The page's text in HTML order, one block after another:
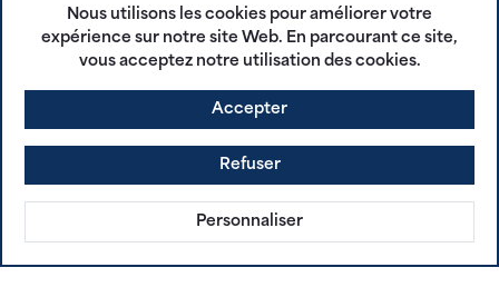
1 place de la Mairie 22310 Plestin les Grèves
02 96 35 62 29
Tous les contacts
Horaires d'ouverture
Nous utilisons les cookies pour améliorer votre
expérience sur notre site Web. En parcourant ce site,
vous acceptez notre utilisation des cookies.
Accepter
Refuser
Personnaliser